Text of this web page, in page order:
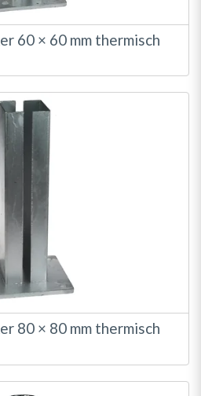
60 × 60 mm thermisch
80 × 80 mm thermisch